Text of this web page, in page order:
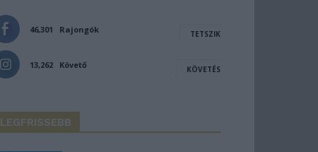
46,301 Rajongók TETSZIK
13,262 Követő KÖVETÉS
LEGFRISSEBB